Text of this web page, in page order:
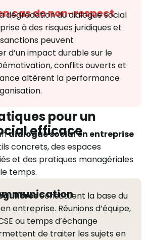
cas de non-respect
dégradation du dialogue social
à des risques juridiques et
peuvent
d’un impact durable sur le
conflits ouverts et
altèrent la performance
pour un
efficace
dialogue social en entreprise
concrets, des espaces
et des pratiques managériales
temps.
constituent la base du
entreprise. Réunions d’équipe,
ou temps d’échange
de traiter les sujets en